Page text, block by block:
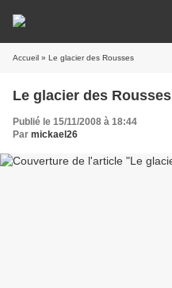
Accueil » Le glacier des Rousses
Le glacier des Rousses
Publié le 15/11/2008 à 18:44
Par mickael26